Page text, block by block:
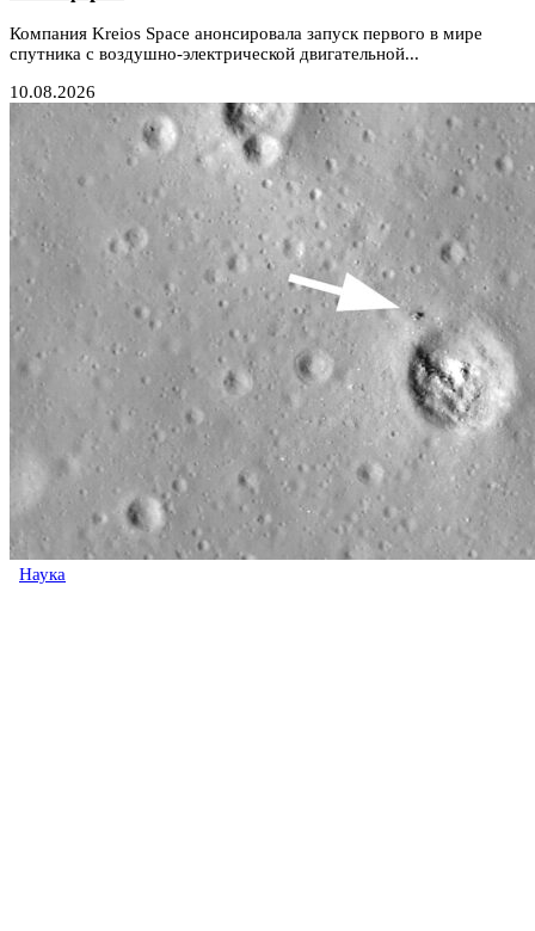
Компания Kreios Space анонсировала запуск первого в мире
спутника с воздушно-электрической двигательной...
10.08.2026
Наука